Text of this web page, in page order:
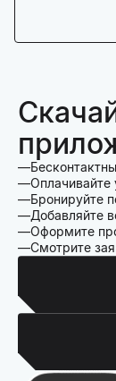
Оплачивайте
Бронируйте
Добавляйте
Оформите
Смотрите